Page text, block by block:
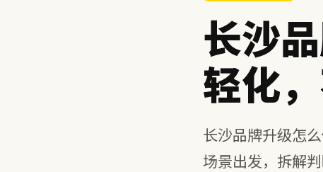
长沙
轻化
长沙品牌升级怎
场景出发，拆解